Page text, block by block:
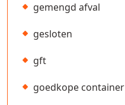
gemengd afval
gesloten
gft
goedkope container